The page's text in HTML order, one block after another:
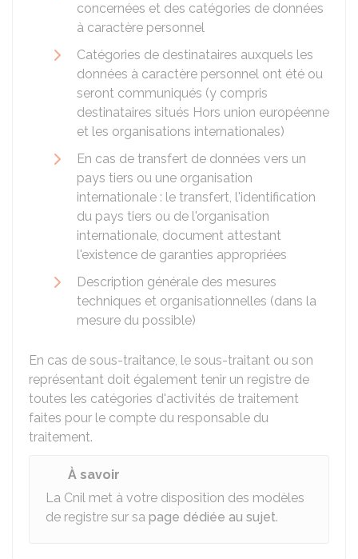
concernées et des catégories de données
à caractère personnel
Catégories de destinataires auxquels les
données à caractère personnel ont été ou
seront communiqués (y compris
destinataires situés Hors union européenne
et les organisations internationales)
En cas de transfert de données vers un
pays tiers ou une organisation
internationale : le transfert, l'identification
du pays tiers ou de l'organisation
internationale, document attestant
l'existence de garanties appropriées
Description générale des mesures
techniques et organisationnelles (dans la
mesure du possible)
En cas de sous-traitance, le sous-traitant ou son
représentant doit également tenir un registre de
toutes les catégories d'activités de traitement
faites pour le compte du responsable du
traitement.
À savoir
La Cnil met à votre disposition des modèles
de registre sur sa page dédiée au sujet.